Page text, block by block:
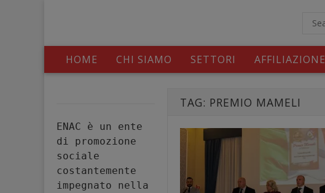
HOME CHI SIAMO SETTORI AFFILIAZIONE
ENAC è un ente
di promozione
sociale
costantemente
impegnato nella
TAG: PREMIO MAMELI